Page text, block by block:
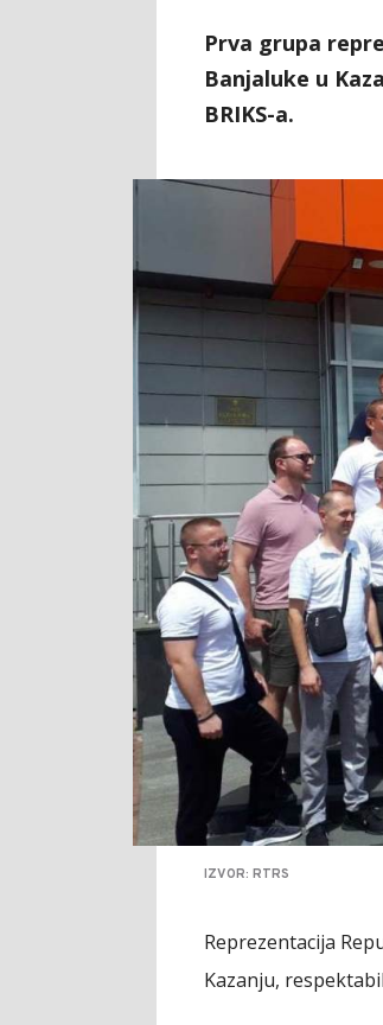
Prva grupa
Banjaluke u
BRIKS-a.
IZVOR: RTRS
Reprezentacija
Kazanju,